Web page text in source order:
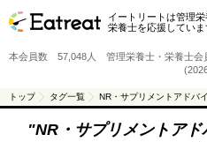
イートリートは管理
栄養士を応援していま
本会員数 57,048人 管理栄養士・栄養士会
トップ タグ一覧 NR・サプリメントアドバ
"NR・サプリメントアド